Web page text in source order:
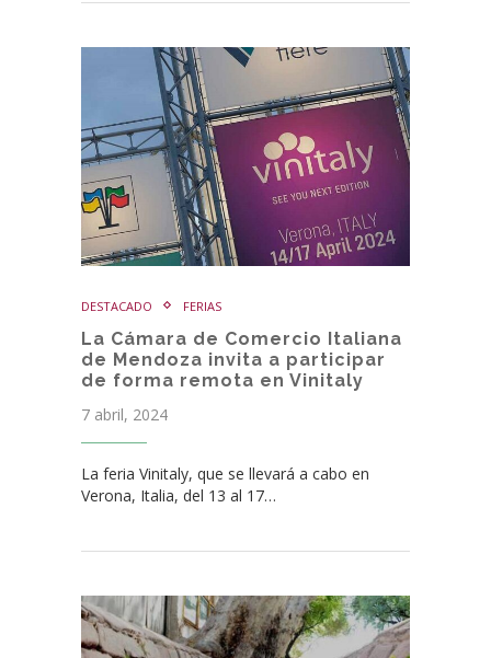
DESTACADO FERIAS
La Cámara de Comercio Italiana
de Mendoza invita a participar
de forma remota en Vinitaly
7 abril, 2024
La feria Vinitaly, que se llevará a cabo en
Verona, Italia, del 13 al 17…